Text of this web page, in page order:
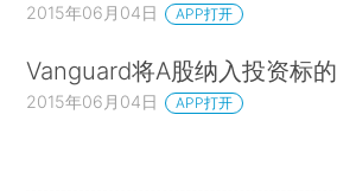
2015年06月04日 APP打开
Vanguard将A股纳入投资标的
2015年06月04日 APP打开